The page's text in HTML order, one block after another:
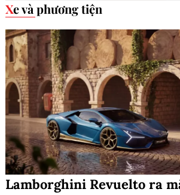
Xe và phương tiện
Lamborghini Revuelto ra